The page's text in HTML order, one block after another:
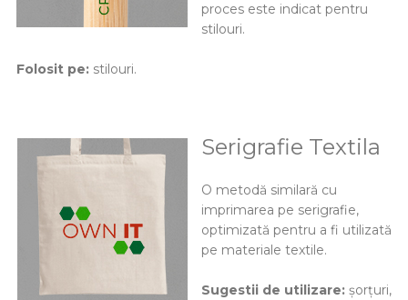
proces este indicat pentru
stilouri.
Folosit pe:stilouri.
Serigrafie Textila
O metodă similară cu
imprimarea pe serigrafie,
optimizată pentru a fi utilizată
pe materiale textile.
Sugestii de utilizare:șorțuri,